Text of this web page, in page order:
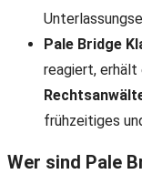
Pale Bridge
reagiert, erhält
frühzeitiges
Wer sind Pale